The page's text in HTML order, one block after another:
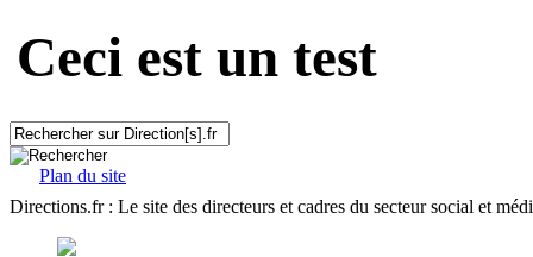
Ceci est un test
Plan du site
Directions.fr : Le site des directeurs et cadres du secteur social et